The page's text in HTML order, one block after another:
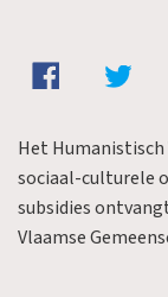
Het Humanistisch
sociaal-culturele
subsidies
Vlaamse